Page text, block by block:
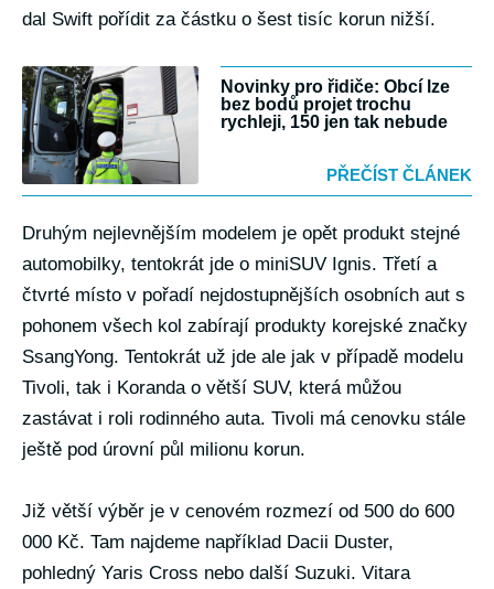
dal Swift pořídit za částku o šest tisíc korun nižší.
Novinky pro řidiče: Obcí lze
bez bodů projet trochu
rychleji, 150 jen tak nebude
PŘEČÍST ČLÁNEK
Druhým nejlevnějším modelem je opět produkt stejné
automobilky, tentokrát jde o miniSUV Ignis. Třetí a
čtvrté místo v pořadí nejdostupnějších osobních aut s
pohonem všech kol zabírají produkty korejské značky
SsangYong. Tentokrát už jde ale jak v případě modelu
Tivoli, tak i Koranda o větší SUV, která můžou
zastávat i roli rodinného auta. Tivoli má cenovku stále
ještě pod úrovní půl milionu korun.
Již větší výběr je v cenovém rozmezí od 500 do 600
000 Kč. Tam najdeme například Dacii Duster,
pohledný Yaris Cross nebo další Suzuki. Vitara